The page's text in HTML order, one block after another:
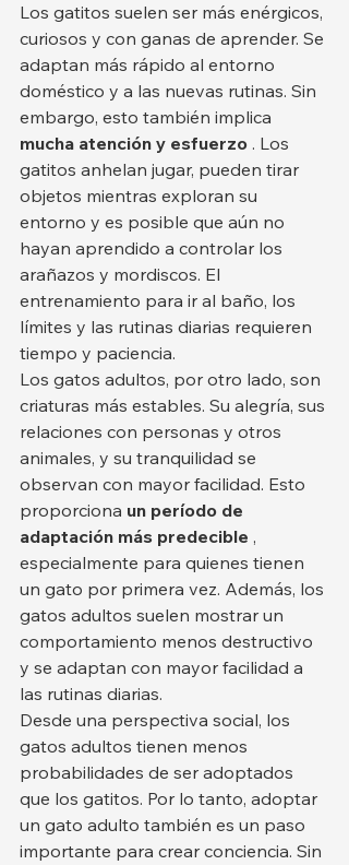
Los gatitos suelen ser más enérgicos,
curiosos y con ganas de aprender. Se
adaptan más rápido al entorno
doméstico y a las nuevas rutinas. Sin
embargo, esto también implica
mucha atención y esfuerzo . Los
gatitos anhelan jugar, pueden tirar
objetos mientras exploran su
entorno y es posible que aún no
hayan aprendido a controlar los
arañazos y mordiscos. El
entrenamiento para ir al baño, los
límites y las rutinas diarias requieren
tiempo y paciencia.
Los gatos adultos, por otro lado, son
criaturas más estables. Su alegría, sus
relaciones con personas y otros
animales, y su tranquilidad se
observan con mayor facilidad. Esto
proporciona un período de
adaptación más predecible ,
especialmente para quienes tienen
un gato por primera vez. Además, los
gatos adultos suelen mostrar un
comportamiento menos destructivo
y se adaptan con mayor facilidad a
las rutinas diarias.
Desde una perspectiva social, los
gatos adultos tienen menos
probabilidades de ser adoptados
que los gatitos. Por lo tanto, adoptar
un gato adulto también es un paso
importante para crear conciencia. Sin